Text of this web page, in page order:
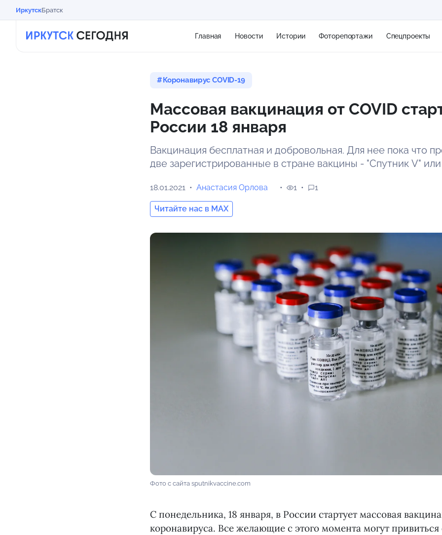
ИркутскБратск
Главная Новости Истории Фоторепортажи Спецпроекты
Коронавирус COVID-19
Массовая вакцинация от COVID
России 18 января
Вакцинация бесплатная и добровольная. Для нее пока что
две зарегистрированные в стране вакцины - "Спутник V"
18.01.2021 Анастасия Орлова
Читайте нас в MAX
1 1
Фото с сайта sputnikvaccine.com
С понедельника, 18 января, в России стартует массовая
коронавируса. Все желающие с этого момента могут